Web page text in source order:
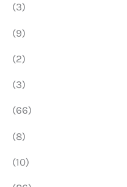
(3)
(9)
(2)
(3)
(66)
(8)
(10)